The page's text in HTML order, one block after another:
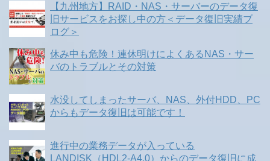
【九州地方】RAID・NAS・サーバーのデータ復
旧サービスをお探し中の方＜データ復旧実績ブ
ログ＞
休み中も危険！連休明けによくあるNAS・サー
バのトラブルとその対策
水没してしまったサーバ、NAS、外付HDD、PC
からもデータ復旧は可能です！
進行中の業務データが入っている
LANDISK（HDL2-A4.0）からのデータ復旧に成